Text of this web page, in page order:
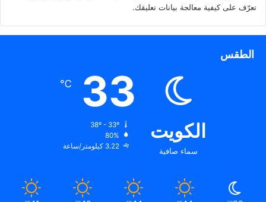
تعرّف على كيفية معالجة بيانات تعليقك.
الطقس
الكويت
سماء صافية
33
℃
80%
3.22 كيلومتر/ساعة